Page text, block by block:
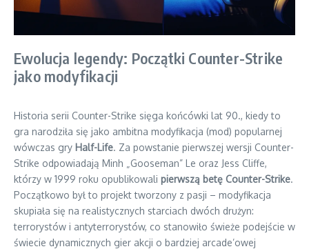
Ewolucja legendy: Początki Counter-Strike
jako modyfikacji
Historia serii Counter-Strike sięga końcówki lat 90., kiedy to
gra narodziła się jako ambitna modyfikacja (mod) popularnej
wówczas gry Half-Life. Za powstanie pierwszej wersji Counter-
Strike odpowiadają Minh „Gooseman” Le oraz Jess Cliffe,
którzy w 1999 roku opublikowali pierwszą betę Counter-Strike.
Początkowo był to projekt tworzony z pasji – modyfikacja
skupiała się na realistycznych starciach dwóch drużyn:
terrorystów i antyterrorystów, co stanowiło świeże podejście w
świecie dynamicznych gier akcji o bardziej arcade’owej